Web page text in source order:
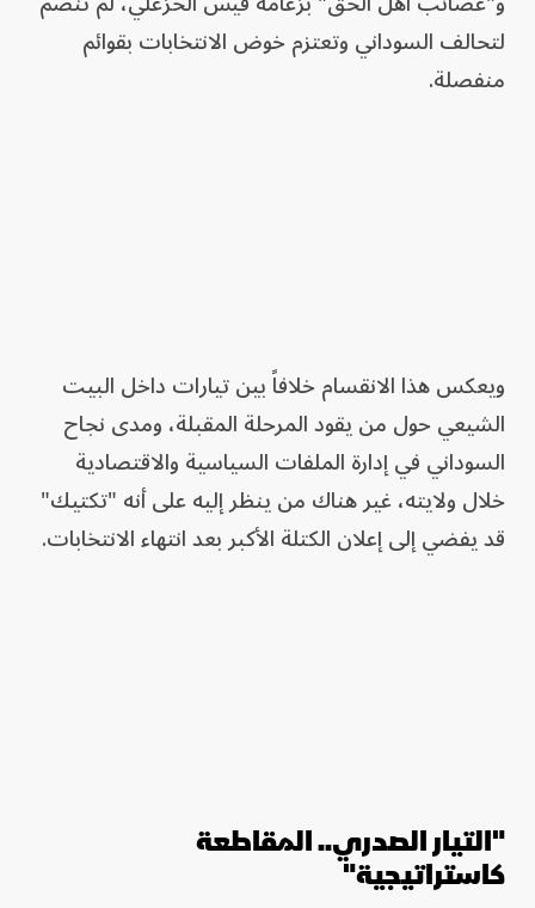
لتحالف السوداني وتعتزم خوض الانتخابات بقوائم
منفصلة.
ويعكس هذا الانقسام خلافاً بين تيارات داخل البيت
الشيعي حول من يقود المرحلة المقبلة، ومدى نجاح
السوداني في إدارة الملفات السياسية والاقتصادية
خلال ولايته، غير هناك من ينظر إليه على أنه "تكتيك"
قد يفضي إلى إعلان الكتلة الأكبر بعد انتهاء الانتخابات.
"التيار الصدري.. المقاطعة
كاستراتيجية"